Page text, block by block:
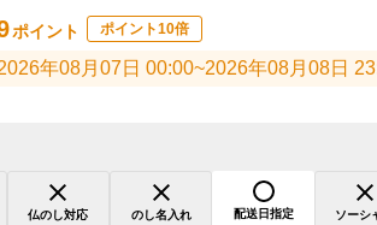
ポイント ポイント10倍
年08月07日 00:00~2026年08月08日
仏のし対応 のし名入れ 配送日指定
ソーシ